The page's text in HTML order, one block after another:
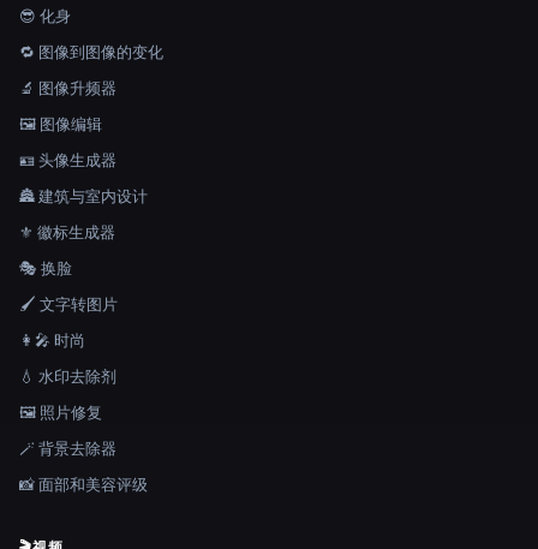
😎 化身
🔁 图像到图像的变化
🔬 图像升频器
🖼️ 图像编辑
🪪 头像生成器
🏯 建筑与室内设计
⚜️ 徽标生成器
🎭 换脸
🖌️ 文字转图片
👩‍🎤 时尚
💧 水印去除剂
🖼️ 照片修复
🪄 背景去除器
📸 面部和美容评级